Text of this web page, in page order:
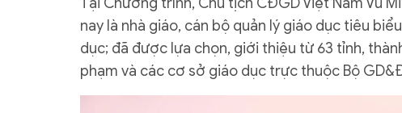
nay là nhà giáo, cán bộ quản lý giáo dục tiêu
dục; đã được lựa chọn, giới thiệu từ 63 tỉnh,
phạm và các cơ sở giáo dục trực thuộc Bộ